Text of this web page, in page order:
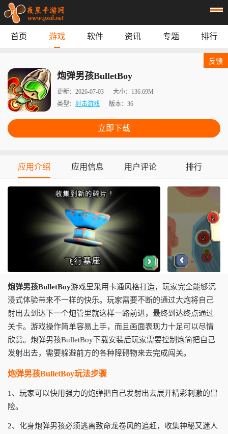
专题 榜单
首页 游戏 软件 资讯 专题 排行
炮弹男孩BulletBoy
更新： 2026-07-03 大小： 136.69M
类型： 射击游戏 版本： 36
立即下载
反馈
应用介绍 应用信息 用户评论 排行
炮弹男孩BulletBoy游戏里采用卡通风格打造，玩家完全能够沉
浸式体验带来不一样的快乐。玩家需要不断的通过大炮将自己
射出去到达下一个炮管里就这样一路前进，最终到达终点通过
关卡。游戏操作简单容易上手，而且画面表现力十足可以尽情
欣赏。炮弹男孩BulletBoy下载安装后玩家需要控制炮筒把自己
发射出去，需要躲避前方的各种障碍物来去完成闯关。
炮弹男孩BulletBoy玩法步骤
1、玩家可以快用强力的炮弹把自己发射出去展开精彩刺激的冒
险。
2、化身炮弹男孩必须逃离致命龙卷风的追赶，收集神秘又迷人